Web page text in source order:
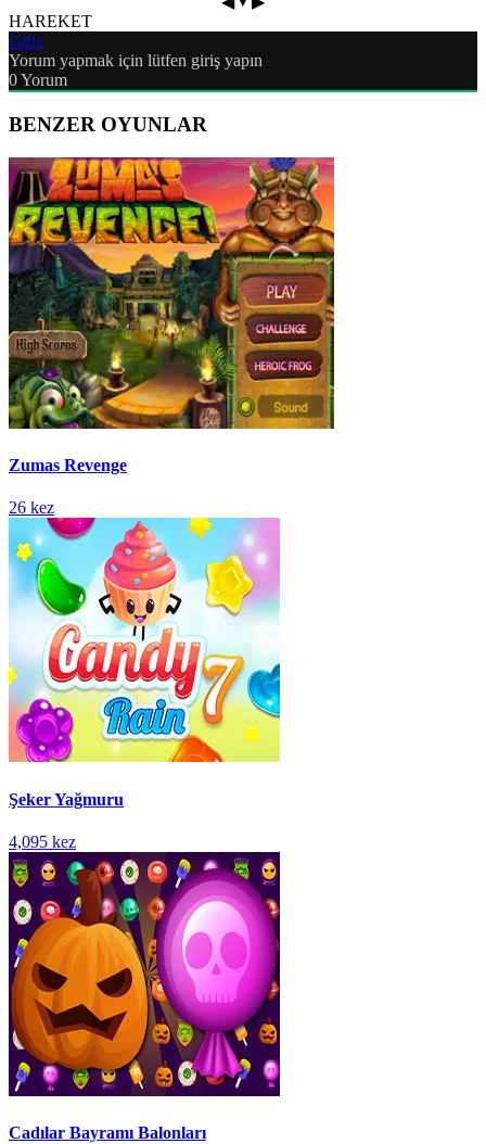
HAREKET
Giriş
Yorum yapmak için lütfen giriş yapın
0Yorum
BENZER OYUNLAR
Zumas Revenge
26 kez
Şeker Yağmuru
4,095 kez
Cadılar Bayramı Balonları